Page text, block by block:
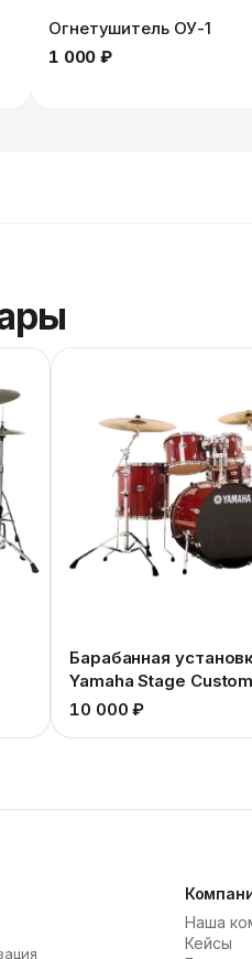
Огнетушитель ОУ-1
1 000 ₽
Барабанная
Yamaha Stage
10 000 ₽
Наша
Кейсы